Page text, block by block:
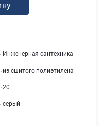
Инженерная сантехника
из сшитого полиэтилена
20
серый